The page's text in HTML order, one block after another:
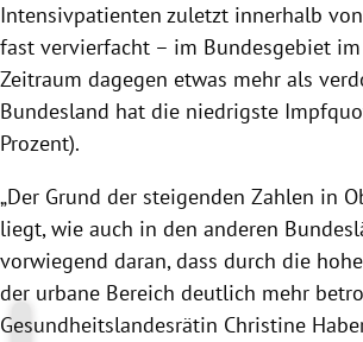
Intensivpatienten zuletzt innerhalb
fast vervierfacht – im Bundesgebiet
Zeitraum dagegen etwas mehr als
Bundesland hat die niedrigste
Prozent).
„Der Grund der steigenden Zahlen in
liegt, wie auch in den anderen
vorwiegend daran, dass durch die
der urbane Bereich deutlich mehr
Gesundheitslandesrätin Christine